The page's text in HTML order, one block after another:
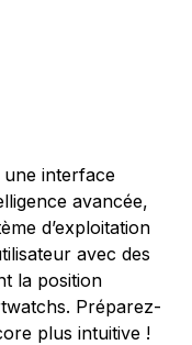
une interface
avancée,
d’exploitation
avec des
la position
Préparez-
plus intuitive !